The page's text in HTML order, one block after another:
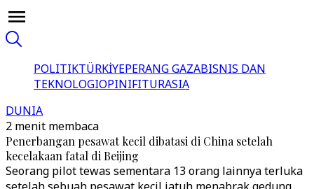
POLITIKTÜRKİYEPERANG GAZABISNIS DAN
TEKNOLOGIOPINIFITURASIA
DUNIA
2 menit membaca
Penerbangan pesawat kecil dibatasi di China setelah
kecelakaan fatal di Beijing
Seorang pilot tewas sementara 13 orang lainnya terluka